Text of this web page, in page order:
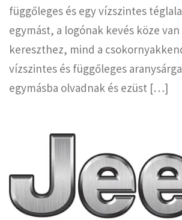
függőleges és egy vízszintes
egymást, a logónak kevés köze
kereszthez, mind a
vízszintes és függőleges
egymásba olvadnak és ezüst […]